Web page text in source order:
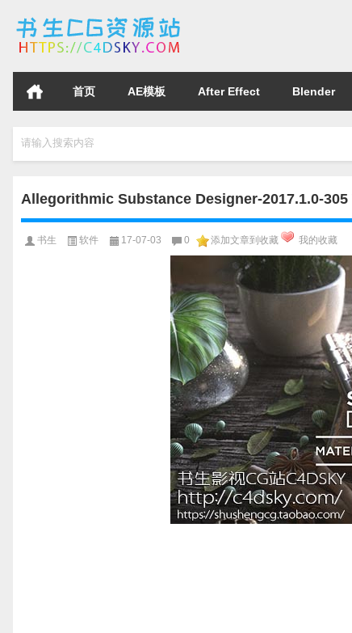
首页 AE模板 After Effect Blender
请输入搜索内容
Allegorithmic Substance Designer-2017.1.0-305
书生 软件 17-07-03 0 添加文章到收藏 我的收藏